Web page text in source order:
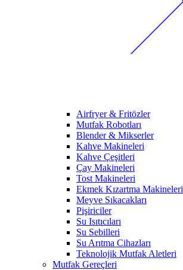
Airfryer & Fritözler
Mutfak Robotları
Blender & Mikserler
Kahve Makineleri
Kahve Çeşitleri
Çay Makineleri
Tost Makineleri
Ekmek Kızartma Makineleri
Meyve Sıkacakları
Pişiriciler
Su Isıtıcıları
Su Sebilleri
Su Arıtma Cihazları
Teknolojik Mutfak Aletleri
Mutfak Gereçleri